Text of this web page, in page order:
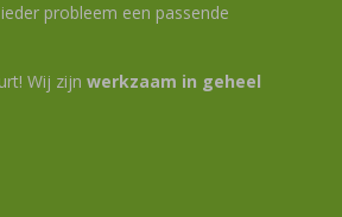
probleem een passende
Wij zijn werkzaam in geheel